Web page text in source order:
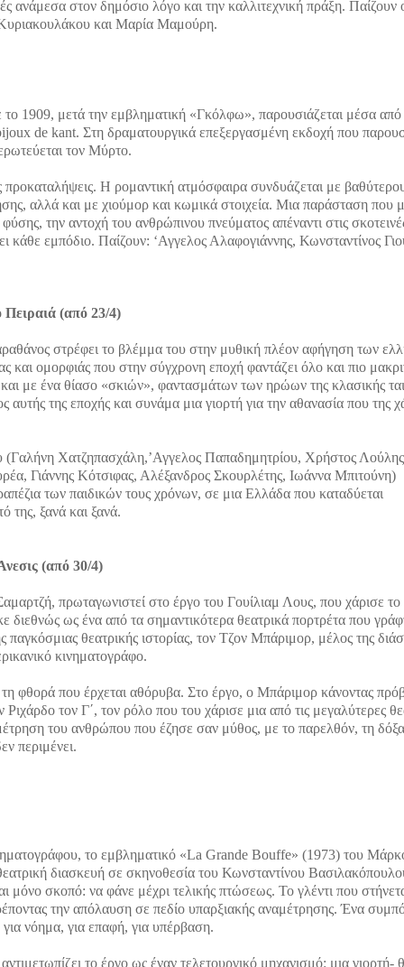
ανάμεσα στον δημόσιο λόγο και την καλλιτεχνική πράξη. Παίζουν
και Μαρία Μαμούρη.
1909, μετά την εμβληματική «Γκόλφω», παρουσιάζεται μέσα από
de kant. Στη δραματουργικά επεξεργασμένη εκδοχή που
τον Μύρτο.
προκαταλήψεις. Η ρομαντική ατμόσφαιρα συνδυάζεται με
αλλά και με χιούμορ και κωμικά στοιχεία. Μια παράσταση που
την αντοχή του ανθρώπινου πνεύματος απέναντι στις
κάθε εμπόδιο. Παίζουν: ‘Αγγελος Αλαφογιάννης, Κωνσταντίνος
Πειραιά (από 23/4)
στρέφει το βλέμμα του στην μυθική πλέον αφήγηση των
και ομορφιάς που στην σύγχρονη εποχή φαντάζει όλο και πιο
με ένα θίασο «σκιών», φαντασμάτων των ηρώων της κλασικής
αυτής της εποχής και συνάμα μια γιορτή για την αθανασία που της
(Γαλήνη Χατζηπασχάλη,’Αγγελος Παπαδημητρίου, Χρήστος
Γιάννης Κότσιφας, Αλέξανδρος Σκουρλέτης, Ιωάννα Μπιτούνη)
των παιδικών τους χρόνων, σε μια Ελλάδα που καταδύεται
της, ξανά και ξανά.
(από 30/4)
πρωταγωνιστεί στο έργο του Γουίλιαμ Λους, που χάρισε
ως ένα από τα σημαντικότερα θεατρικά πορτρέτα που
παγκόσμιας θεατρικής ιστορίας, τον Τζον Μπάριμορ, μέλος της
κινηματογράφο.
τη φθορά που έρχεται αθόρυβα. Στο έργο, ο Μπάριμορ κάνοντας
τον Γ΄, τον ρόλο που του χάρισε μια από τις μεγαλύτερες
του ανθρώπου που έζησε σαν μύθος, με το παρελθόν, τη
περιμένει.
το εμβληματικό «La Grande Bouffe» (1973) του
διασκευή σε σκηνοθεσία του Κωνσταντίνου
μόνο σκοπό: να φάνε μέχρι τελικής πτώσεως. Το γλέντι που
την απόλαυση σε πεδίο υπαρξιακής αναμέτρησης. Ένα
για νόημα, για επαφή, για υπέρβαση.
το έργο ως έναν τελετουργικό μηχανισμό: μια γιορτή-